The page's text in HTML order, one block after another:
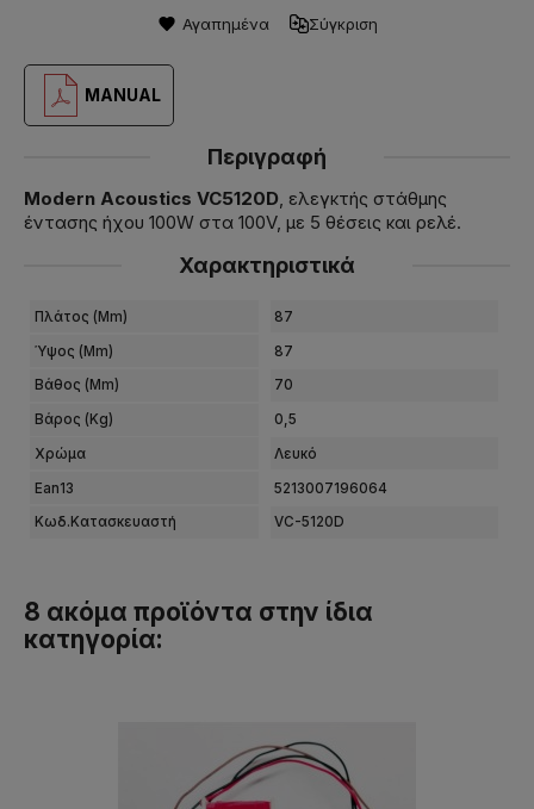
Αγαπημένα Σύγκριση
MANUAL
Περιγραφή
Modern Acoustics VC5120D, ελεγκτής στάθμης
έντασης ήχου 100W στα 100V, με 5 θέσεις και ρελέ.
Χαρακτηριστικά
Πλάτος (mm) 87
Ύψος (mm) 87
Βάθος (mm) 70
Βάρος (kg) 0,5
Χρώμα Λευκό
Ean13 5213007196064
Κωδ.Κατασκευαστή VC-5120D
8 ακόμα προϊόντα στην ίδια
κατηγορία: